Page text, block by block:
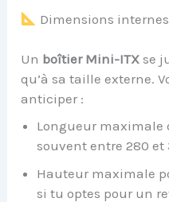
Dimensions
Un boîtier Mini-ITX se
qu’à sa taille externe.
anticiper :
Longueur maximale
souvent entre 280
Hauteur maximale
si tu optes pour un